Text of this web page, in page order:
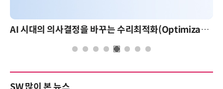
AI 시대의 의사결정을 바꾸는 수리최적화(Optimization): 실제 산업 적용 사례와 활용 전략 AI 핀옵스 실전